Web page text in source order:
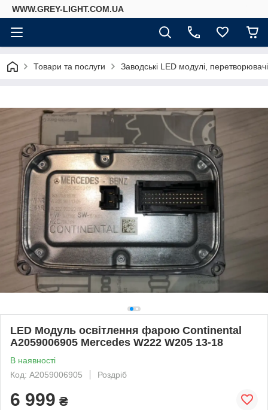
WWW.GREY-LIGHT.COM.UA
Товари та послуги Заводські LED модулі,
LED Модуль освітлення фарою Continental
A2059006905 Mercedes W222 W205 13-18
В наявності
Код: A2059006905
Роздріб
6 999 ₴